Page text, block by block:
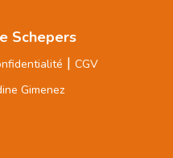
Schepers
| CGV
Gimenez